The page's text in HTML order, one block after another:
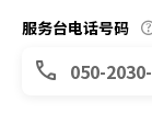
服务台电话号码
050-